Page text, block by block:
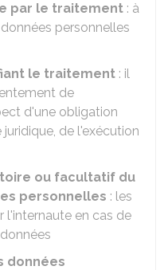
par le traitement : à
personnelles
le traitement : il
de
d'une obligation
de l'exécution
ou facultatif du
personnelles : les
l'internaute en cas de
données